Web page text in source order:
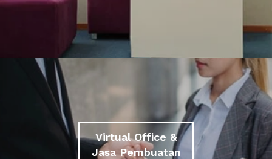
Virtual Office &
Jasa Pembuatan